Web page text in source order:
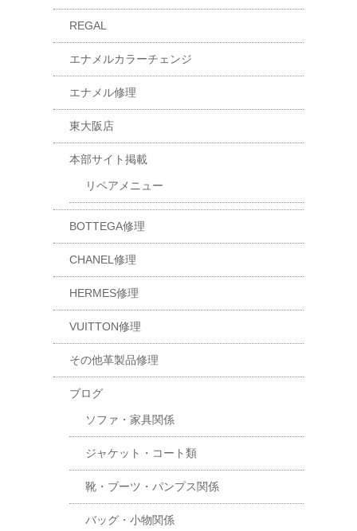
REGAL
エナメルカラーチェンジ
エナメル修理
東大阪店
本部サイト掲載
リペアメニュー
BOTTEGA修理
CHANEL修理
HERMES修理
VUITTON修理
その他革製品修理
ブログ
ソファ・家具関係
ジャケット・コート類
靴・ブーツ・パンプス関係
バッグ・小物関係